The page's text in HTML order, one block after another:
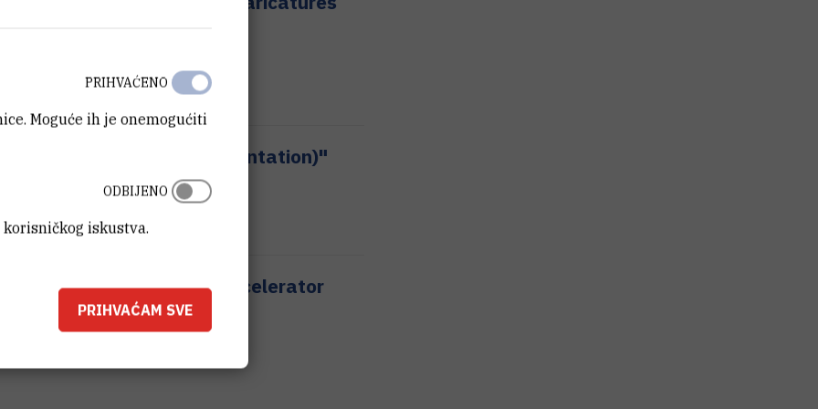
Ion Implanter Instrumentation)"
Development
Techniques of the RBI Accelerator
Moguće ih je onemogućiti
PRIHVAĆENO
iskustva.
ODBIJENO
PRIHVAĆAM SVE